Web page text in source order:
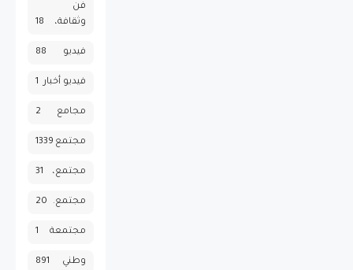
فن
وثقافة،
18
فيديو 88
فيديو أخبار 1
مجامع 2
مجتمع 1339
مجتمع، 31
مجتمع. 20
مجتمعة 1
وطني 891